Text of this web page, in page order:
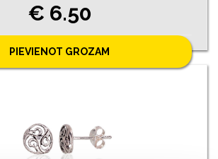
€ 6.50
PIEVIENOT GROZAM